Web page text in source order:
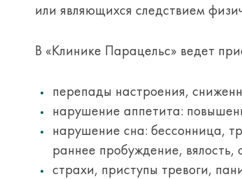
или являющихся следствием
В «Клинике Парацельс» ведет
перепады настроения,
нарушение аппетита:
нарушение сна: бессонница,
раннее пробуждение, вялость,
страхи, приступы тревоги,